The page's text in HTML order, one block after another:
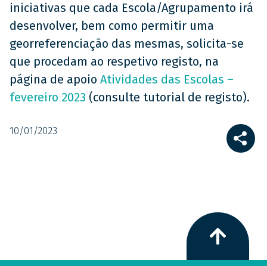
iniciativas que cada Escola/Agrupamento irá
desenvolver, bem como permitir uma
georreferenciação das mesmas, solicita-se
que procedam ao respetivo registo, na
página de apoio Atividades das Escolas –
fevereiro 2023 (consulte tutorial de registo).
10/01/2023